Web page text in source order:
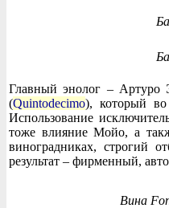
Главный энолог –
(Quintodecimo), который во
Использование
тоже влияние Мойо, а
виноградниках, строгий
результат – фирменный,
Вина